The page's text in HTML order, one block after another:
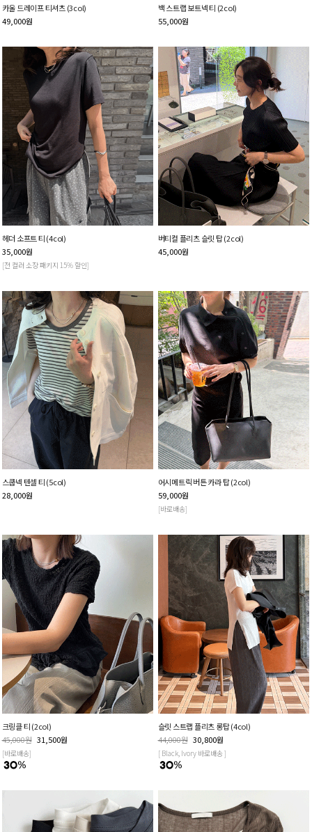
카울 드레이프 티셔츠 (3col)
49,000원
백 스트랩 보트넥 티 (2col)
55,000원
헤더 소프트 티 (4col)
35,000원
[전 컬러 소장 패키지 15% 할인]
버티컬 플리츠 슬릿 탑 (2col)
45,000원
스쿱넥 텐셀 티 (5col)
28,000원
어시메트릭 버튼 카라 탑 (2col)
59,000원
[바로배송]
크링클 티 (2col)
45,000원 31,500원
[바로배송]
슬릿 스트랩 플리츠 롱탑 (4col)
44,000원 30,800원
[ Black, Ivory 바로배송 ]